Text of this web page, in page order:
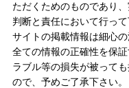
ただくためのものであり
判断と責任において行っ
サイトの掲載情報は細心
全ての情報の正確性を保
ラブル等の損失が被って
ので、予めご了承下さい。